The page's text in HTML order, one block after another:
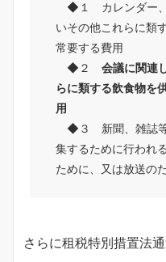
◆１ カレンダー、
いその他これらに類
常要する費用
◆２ 会議に関連
らに類する飲食物を
用
◆３ 新聞、雑誌等
集するために行われ
ために、又は放送の
さらに租税特別措置法